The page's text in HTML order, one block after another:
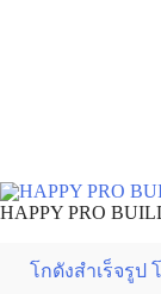
HAPPY PRO
โกดังสำเร็จรูป